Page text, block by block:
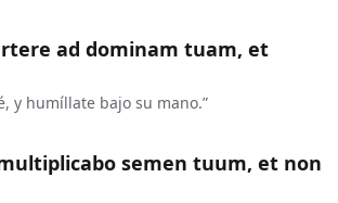
ad dominam tuam, et
y humíllate bajo su mano.”
semen tuum, et non